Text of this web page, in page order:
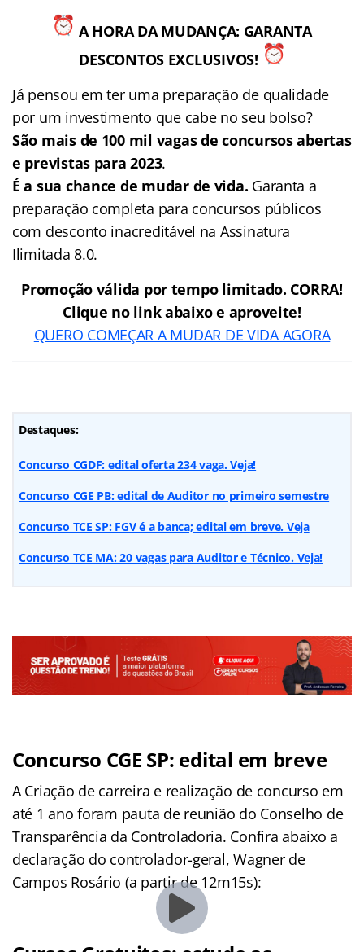
A HORA DA MUDANÇA: GARANTA
DESCONTOS EXCLUSIVOS!
Já pensou em ter uma preparação de qualidade
por um investimento que cabe no seu bolso?
São mais de 100 mil vagas de concursos abertas
e previstas para 2023.
É a sua chance de mudar de vida. Garanta a
preparação completa para concursos públicos
com desconto inacreditável na Assinatura
Ilimitada 8.0.
Promoção válida por tempo limitado. CORRA!
Clique no link abaixo e aproveite!
QUERO COMEÇAR A MUDAR DE VIDA AGORA
Destaques:
Concurso CGDF: edital oferta 234 vaga. Veja!
Concurso CGE PB: edital de Auditor no primeiro semestre
Concurso TCE SP: FGV é a banca; edital em breve. Veja
Concurso TCE MA: 20 vagas para Auditor e Técnico. Veja!
Concurso CGE SP: edital em breve
A Criação de carreira e realização de concurso em
até 1 ano foram pauta de reunião do Conselho de
Transparência da Controladoria. Confira abaixo a
declaração do controlador-geral, Wagner de
Campos Rosário (a partir de 12m15s):